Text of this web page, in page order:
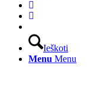
Ieškoti
Menu Menu